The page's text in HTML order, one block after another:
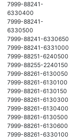
7999-88241-
6330400
7999-88241-
6330500
7999-88241-6330650
7999-88241-6331000
7999-88251-6240500
7999-88255-2240150
7999-88261-6130050
7999-88261-6130100
7999-88261-6130150
7999-88261-6130300
7999-88261-6130400
7999-88261-6130500
7999-88261-6130600
7999-88261-6330100